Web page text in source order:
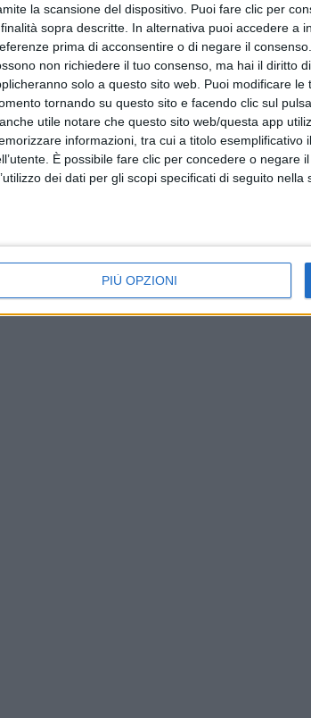
la scansione del dispositivo. Puoi fare clic per
sopra descritte. In alternativa puoi accedere a
prima di acconsentire o di negare il consenso.
non richiedere il tuo consenso, ma hai il diritto
solo a questo sito web. Puoi modificare
tornando su questo sito e facendo clic sul
utile notare che questo sito web/questa app
informazioni, tra cui a titolo esemplificativo
È possibile fare clic per concedere o
dei dati per gli scopi specificati di seguito
PIÙ OPZIONI
intere contrade
40 ore
Pino Valente ai
vorrà tempo per